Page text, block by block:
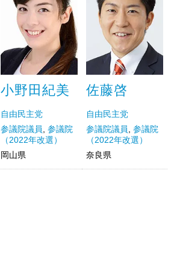
小野田紀美
自由民主党
参議院議員
,参議院
（2022年改選）
岡山県
佐藤啓
自由民主党
参議院議員
参議院
（2022年改選）
奈良県